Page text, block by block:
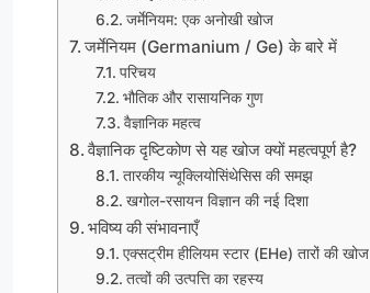
जर्मेनियम: एक अनोखी खोज
जर्मेनियम (Germanium / Ge) के बारे में
परिचय
भौतिक और रासायनिक गुण
वैज्ञानिक महत्व
वैज्ञानिक दृष्टिकोण से यह खोज क्यों महत्वपूर्ण है?
तारकीय न्यूक्लियोसिंथेसिस की समझ
खगोल-रसायन विज्ञान की नई दिशा
भविष्य की संभावनाएँ
एक्सट्रीम हीलियम स्टार (EHe) तारों की खोज
तत्वों की उत्पत्ति का रहस्य